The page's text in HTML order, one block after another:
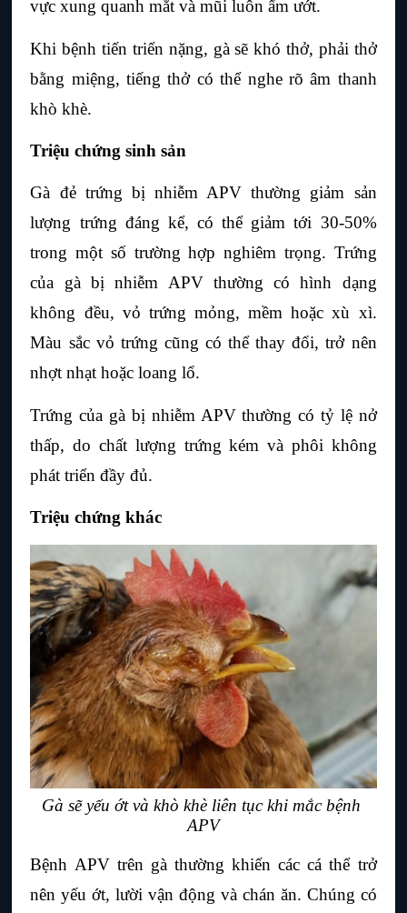
vực xung quanh mắt và mũi luôn ẩm ướt.
Khi bệnh tiến triển nặng, gà sẽ khó thở, phải thở
bằng miệng, tiếng thở có thể nghe rõ âm thanh
khò khè.
Triệu chứng sinh sản
Gà đẻ trứng bị nhiễm APV thường giảm sản
lượng trứng đáng kể, có thể giảm tới 30-50%
trong một số trường hợp nghiêm trọng. Trứng
của gà bị nhiễm APV thường có hình dạng
không đều, vỏ trứng mỏng, mềm hoặc xù xì.
Màu sắc vỏ trứng cũng có thể thay đổi, trở nên
nhợt nhạt hoặc loang lổ.
Trứng của gà bị nhiễm APV thường có tỷ lệ nở
thấp, do chất lượng trứng kém và phôi không
phát triển đầy đủ.
Triệu chứng khác
Gà sẽ yếu ớt và khò khè liên tục khi mắc bệnh
APV
Bệnh APV trên gà thường khiến các cá thể trở
nên yếu ớt, lười vận động và chán ăn. Chúng có